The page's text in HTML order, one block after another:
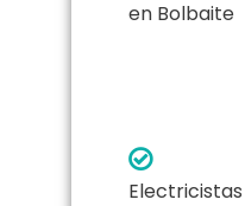
en Bolbaite
Electricistas